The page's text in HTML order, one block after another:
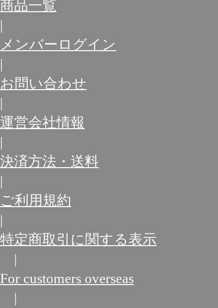
商品一覧
|
メンバーログイン
|
お問い合わせ
|
運営会社情報
|
決済方法・送料
|
ご利用規約
|
特定商取引に関する表示
|
For customers overseas
|